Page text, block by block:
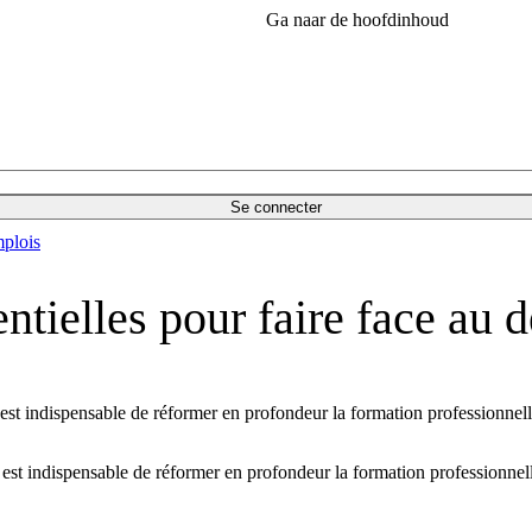
Ga naar de hoofdinhoud
Se connecter
pour faire face au
indispensable de réformer en profondeur la formation
indispensable de réformer en profondeur la formation